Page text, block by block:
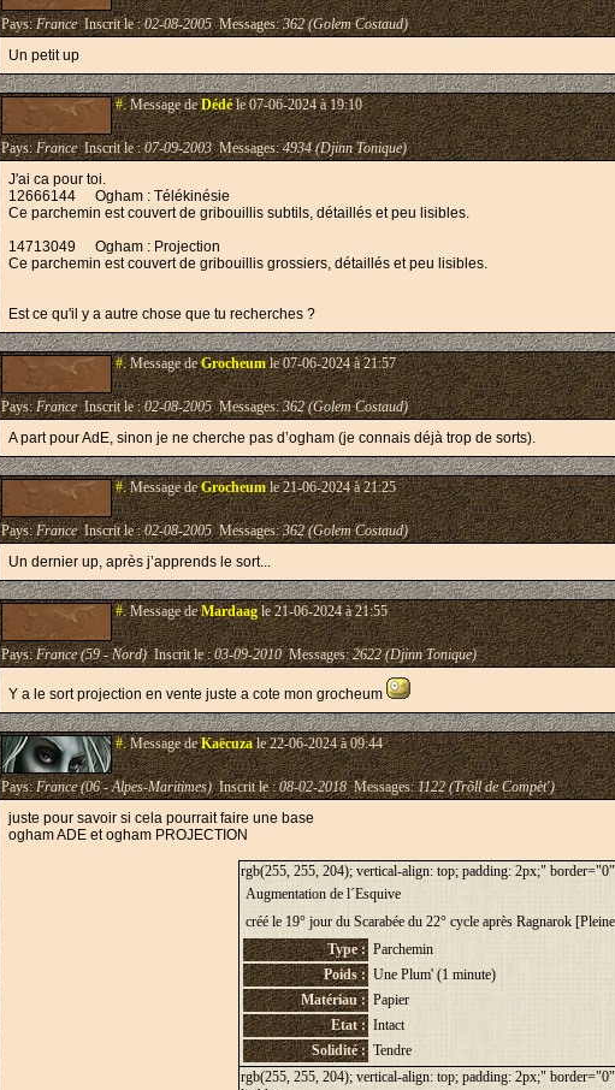
Pays:FranceInscrit le :02-08-2005Messages:362 (Golem Costaud)
Un petit up
#.Message deDédéle 07-06-2024 à 19:10
Pays:FranceInscrit le :07-09-2003Messages:4934 (Djinn Tonique)
J'ai ca pour toi.
12666144
Ogham : Télékinésie
Ce parchemin est couvert de gribouillis subtils, détaillés et peu lisibles.
14713049
Ogham : Projection
Ce parchemin est couvert de gribouillis grossiers, détaillés et peu lisibles.
Est ce qu'il y a autre chose que tu recherches ?
#.Message deGrocheumle 07-06-2024 à 21:57
Pays:FranceInscrit le :02-08-2005Messages:362 (Golem Costaud)
A part pour AdE, sinon je ne cherche pas d’ogham (je connais déjà trop de sorts).
#.Message deGrocheumle 21-06-2024 à 21:25
Pays:FranceInscrit le :02-08-2005Messages:362 (Golem Costaud)
Un dernier up, après j’apprends le sort...
#.Message deMardaagle 21-06-2024 à 21:55
Pays:France (59 - Nord)Inscrit le :03-09-2010Messages:2622 (Djinn Tonique)
Y a le sort projection en vente juste a cote mon grocheum
#.Message deKaëcuzale 22-06-2024 à 09:44
Pays:France (06 - Alpes-Maritimes)Inscrit le :08-02-2018Messages:1122 (Trõll de Compèt')
juste pour savoir si cela pourrait faire une base
ogham ADE et ogham PROJECTION
rgb(255, 255, 204); vertical-align: top; padding: 2px;"
Augmentation de l´Esquive
créé le 19° jour du Scarabée du 22° cycle après Ragnarok
Type : Parchemin
Poids : Une Plum' (1 minute)
Matériau : Papier
Etat : Intact
Solidité : Tendre
rgb(255, 255, 204); vertical-align: top; padding: 2px;"